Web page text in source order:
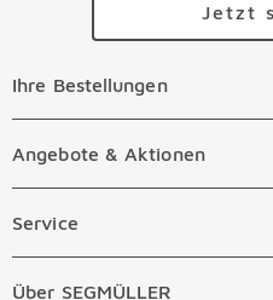
Jetzt
Ihre Bestellungen
Ihre Bestellungen
Online Zahlungsarten
Angebote & Aktionen
Angebote & Aktionen
Prospekte
Service Überspringen
Service
Über SEGMÜLLER
Über SEGMÜLLER